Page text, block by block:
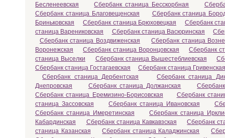
Бесленеевская
Сбербанк станица Бесскорбная
Сбербанк станица Благовещенская
Сбербанк станица
Бриньковская
Сбербанк станица Брюховецкая
Сбербанк
станица Варениковская
Сбербанк станица Васюринская
Сбербанк станица Воздвиженская
Сбербанк станица
Воронежская
Сбербанк станица Воронцовская
Сбербанк
станица Выселки
Сбербанк станица Вышестеблиевская
Сбербанк станица Гостагаевская
Сбербанк станица Гривенская
Сбербанк станица Дербентская
Сбербанк станица
Днепровская
Сбербанк станица Должанская
Сбербанк станица Еремизино-Борисовская
Сбербанк
станица Зассовская
Сбербанк станица Ивановская
Сбербанк станица Имеретинская
Сбербанк станица
Кабардинская
Сбербанк станица Кавкавзская
Сбербанк
станица Казанская
Сбербанк станица Каладжинская